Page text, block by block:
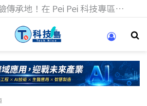
，就到TECH+ 科技專區!